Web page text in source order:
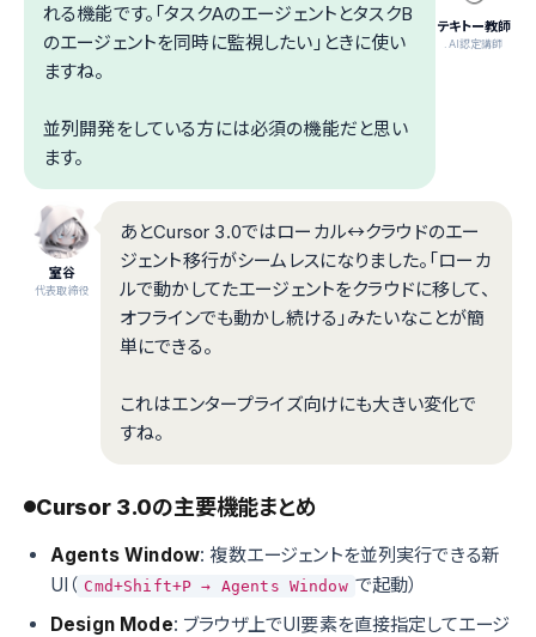
テキトー教師
.AI認定講師
れる機能です。「タスクAのエージェントとタスクB
のエージェントを同時に監視したい」ときに使い
ますね。
並列開発をしている方には必須の機能だと思い
ます。
室谷
代表取締役
あとCursor 3.0ではローカル↔クラウドのエー
ジェント移行がシームレスになりました。「ローカ
ルで動かしてたエージェントをクラウドに移して、
オフラインでも動かし続ける」みたいなことが簡
単にできる。
これはエンタープライズ向けにも大きい変化で
すね。
Cursor 3.0の主要機能まとめ
Agents Window: 複数エージェントを並列実行できる新
UI（ Cmd+Shift+P → Agents Window で起動）
Design Mode: ブラウザ上でUI要素を直接指定してエージ